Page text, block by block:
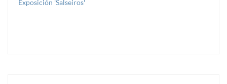
Exposición 'Salseiros'